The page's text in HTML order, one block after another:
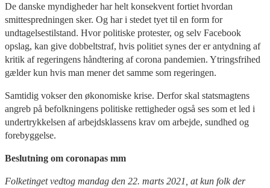
De danske myndigheder har helt konsekvent fortiet hvordan
smittespredningen sker. Og har i stedet tyet til en form for
undtagelsestilstand. Hvor politiske protester, og selv Facebook
opslag, kan give dobbeltstraf, hvis politiet synes der er antydning af
kritik af regeringens håndtering af corona pandemien. Ytringsfrihed
gælder kun hvis man mener det samme som regeringen.
Samtidig vokser den økonomiske krise. Derfor skal statsmagtens
angreb på befolkningens politiske rettigheder også ses som et led i
undertrykkelsen af arbejdsklassens krav om arbejde, sundhed og
forebyggelse.
Beslutning om coronapas mm
Folketinget vedtog mandag den 22. marts 2021, at kun folk der